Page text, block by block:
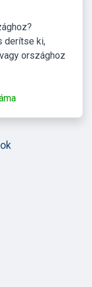
derítse ki,
országhoz